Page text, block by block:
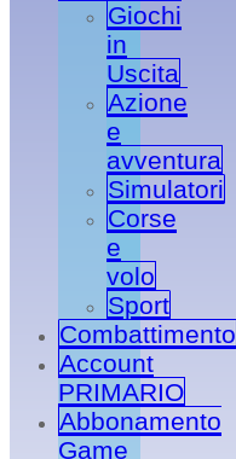
Giochi
in
Uscita
Azione
e
avventura
Simulatori‬
Corse
e
volo
Sport
Combattimento
Account
PRIMARIO
Abbonamento
Game